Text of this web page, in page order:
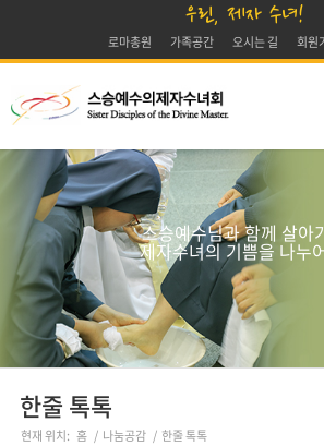
우린, 제자 수녀!
로마총원 가족공간 오시는 길 회원
한줄 톡톡
현재 위치: 홈 / 나눔공감 / 한줄 톡톡
스승예수님과 함께 살아
제자수녀의 기쁨을 나누